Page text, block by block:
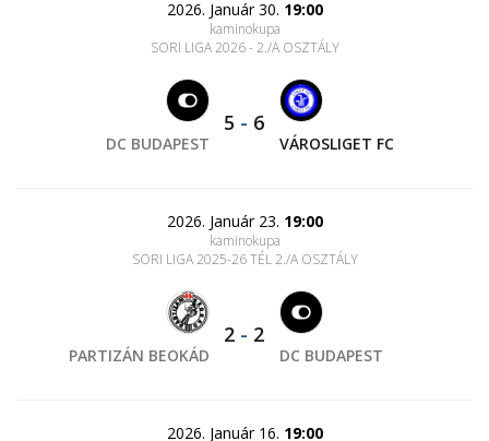
2026. Január 30. 19:00
kaminokupa
SORI LIGA 2026 - 2./A OSZTÁLY
DC BUDAPEST
5 - 6
VÁROSLIGET FC
2026. Január 23. 19:00
kaminokupa
SORI LIGA 2025-26 TÉL 2./A OSZTÁLY
PARTIZÁN BEOKÁD
2 - 2
DC BUDAPEST
2026. Január 16. 19:00